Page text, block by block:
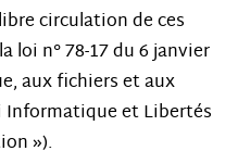
circulation de ces
loi n° 78-17 du 6 janvier
aux fichiers et aux
et Libertés
»).